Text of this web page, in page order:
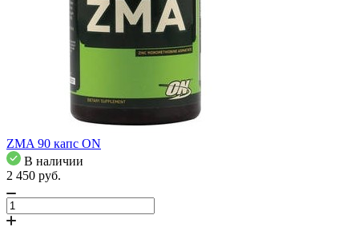
ZMA 90 капс ON
В наличии
2 450 pуб.